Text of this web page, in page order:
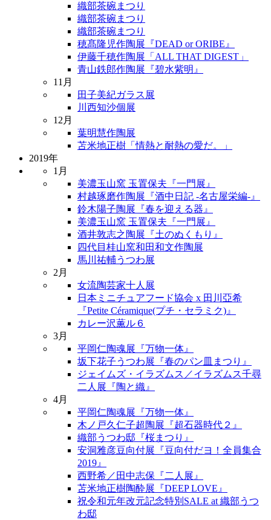
織部茶碗まつり
織部茶碗まつり
織部茶碗まつり
穂髙隆児作陶展『DEAD or ORIBE』
伊藤千穂作陶展「ALL THAT DIGEST」
青山鉄郎作陶展『碧水紫明』
11月
田子美紀ガラス展
川西知沙個展
12月
葉明慧作陶展
苫米地正樹「情熱と耐熱の愛だ。」
2019年
1月
美濃玉山窯 玉置保夫『一門展』
村越琢磨作陶展『酒中日記 -名古屋栄編-』
鈴木陽子陶展『春を迎える器』
美濃玉山窯 玉置保夫『一門展』
酒井敦志之陶展『土のぬくもり』
四代目桂山窯和田和文作陶展
馬川祐輔うつわ展
2月
女流陶芸家十人展
日本ミニチュアフード協会 x 田川亞希
『Petite Céramique(プチ・セラミク)』
カレー沢薫ル６
3月
平岡仁陶魂展『万物一体』
坂下花子うつわ展『春のパン皿まつり』
ジェイムズ・イラズムス／イラズムス千尋
二人展『陶と織』
4月
平岡仁陶魂展『万物一体』
木ノ戸久仁子超陶展『超石器時代２』
織部うつわ邸『桜まつり』
安洞雅彦豆向付展『豆向付だヨ！全員集合
2019』
西野希／田中志保『二人展』
苫米地正樹陶酔展『DEEP LOVE』
祝令和元年改元記念特別SALE at 織部うつ
わ邸